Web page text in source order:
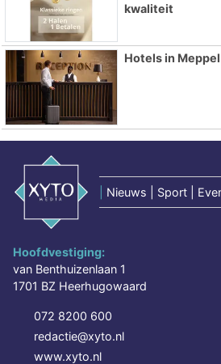
kwaliteit
Hotels in Meppel
Nieuws | Sport |
Hoofdvestiging:
van Benthuizenlaan 1
1701 BZ Heerhugowaard
072 8200 600
redactie@xyto.nl
www.xyto.nl